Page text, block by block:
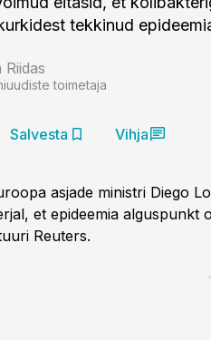
tekkinud
Riidas
toimetaja
Salvesta Vihja
asjade ministri Diego
et epideemia alguspunkt
Reuters.